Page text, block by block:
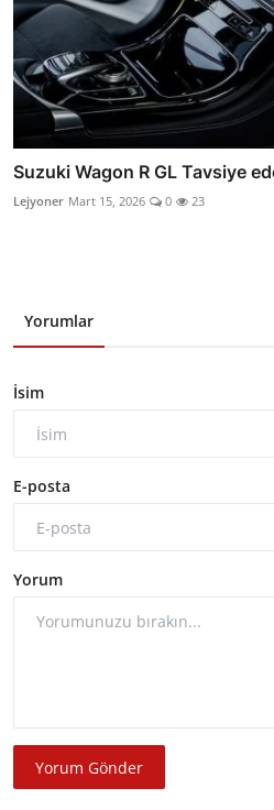
Suzuki Wagon R GL Tavsiye
Lejyoner Mart 15, 2026 0 23
Yorumlar
İsim
E-posta
Yorum
Yorum Gönder